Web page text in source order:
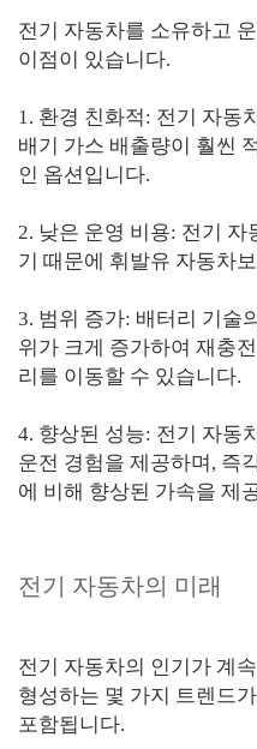
전기 자동차를 소유하고
이점이 있습니다.
1. 환경 친화적: 전기 자동
배기 가스 배출량이 훨씬
인 옵션입니다.
2. 낮은 운영 비용: 전기
기 때문에 휘발유 자동차
3. 범위 증가: 배터리 기술
위가 크게 증가하여 재충
리를 이동할 수 있습니다.
4. 향상된 성능: 전기 자동
운전 경험을 제공하며, 즉
에 비해 향상된 가속을 제
전기 자동차의 미래
전기 자동차의 인기가 계
형성하는 몇 가지 트렌드
포함됩니다.